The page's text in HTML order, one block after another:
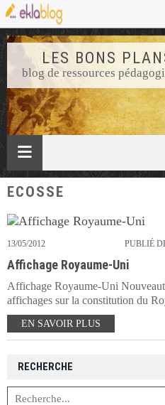
LES BONS
blog de ressources
ECOSSE
13/05/2012 PUBLIÉ
Affichage Royaume-Uni
Affichage Royaume-Uni
affichages sur la constitution du
EN SAVOIR PLUS
RECHERCHE